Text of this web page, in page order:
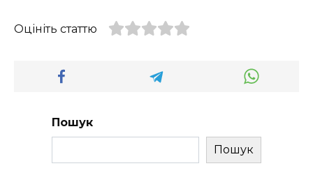
Оцініть статтю
Пошук
Пошук